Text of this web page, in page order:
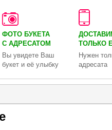
ФОТО БУКЕТА
С АДРЕСАТОМ
Вы увидете Ваш
букет и её улыбку
ТОЛЬКО
Нужен
адресата